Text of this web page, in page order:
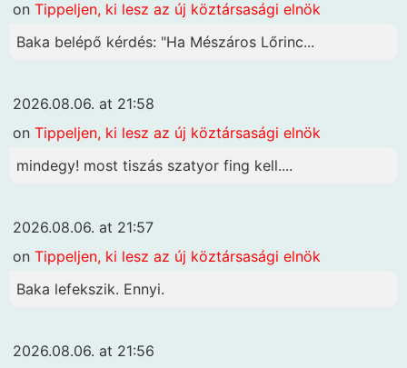
on Tippeljen, ki lesz az új köztársasági elnök
Baka belépő kérdés: "Ha Mészáros Lőrinc...
2026.08.06. at 21:58
on Tippeljen, ki lesz az új köztársasági elnök
mindegy! most tiszás szatyor fing kell....
2026.08.06. at 21:57
on Tippeljen, ki lesz az új köztársasági elnök
Baka lefekszik. Ennyi.
2026.08.06. at 21:56